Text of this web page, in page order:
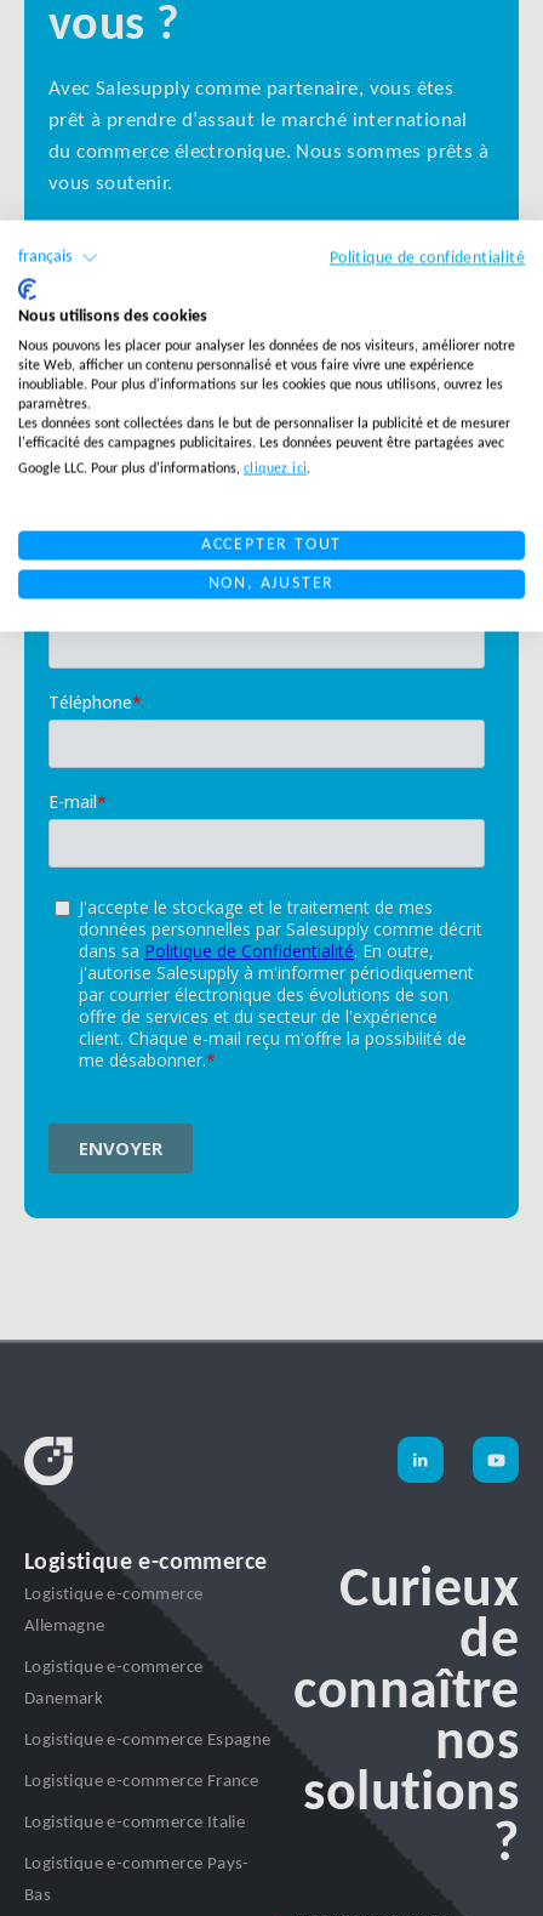
vous ?
Avec Salesupply comme partenaire, vous êtes
prêt à prendre d’assaut le marché international
du commerce électronique. Nous sommes prêts à
vous soutenir.
Logistique e-commerce
Logistique e-commerce
Allemagne
Logistique e-commerce
Danemark
Logistique e-commerce Espagne
Logistique e-commerce France
Logistique e-commerce Italie
Logistique e-commerce Pays-
Bas
Curieux
de
connaître
nos
solutions
?
français Politique de confidentialité
Nous utilisons des cookies
Nous pouvons les placer pour analyser les données de nos visiteurs, améliorer notre
site Web, afficher un contenu personnalisé et vous faire vivre une expérience
inoubliable. Pour plus d'informations sur les cookies que nous utilisons, ouvrez les
paramètres.
Les données sont collectées dans le but de personnaliser la publicité et de mesurer
l'efficacité des campagnes publicitaires. Les données peuvent être partagées avec
Google LLC. Pour plus d'informations, cliquez ici.
ACCEPTER TOUT
NON, AJUSTER